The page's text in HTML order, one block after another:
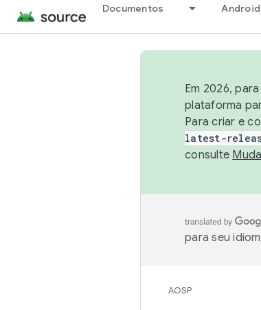
Documentos
Em 2026,
plataforma
Para criar e
latest-
consulte
para seu
AOSP